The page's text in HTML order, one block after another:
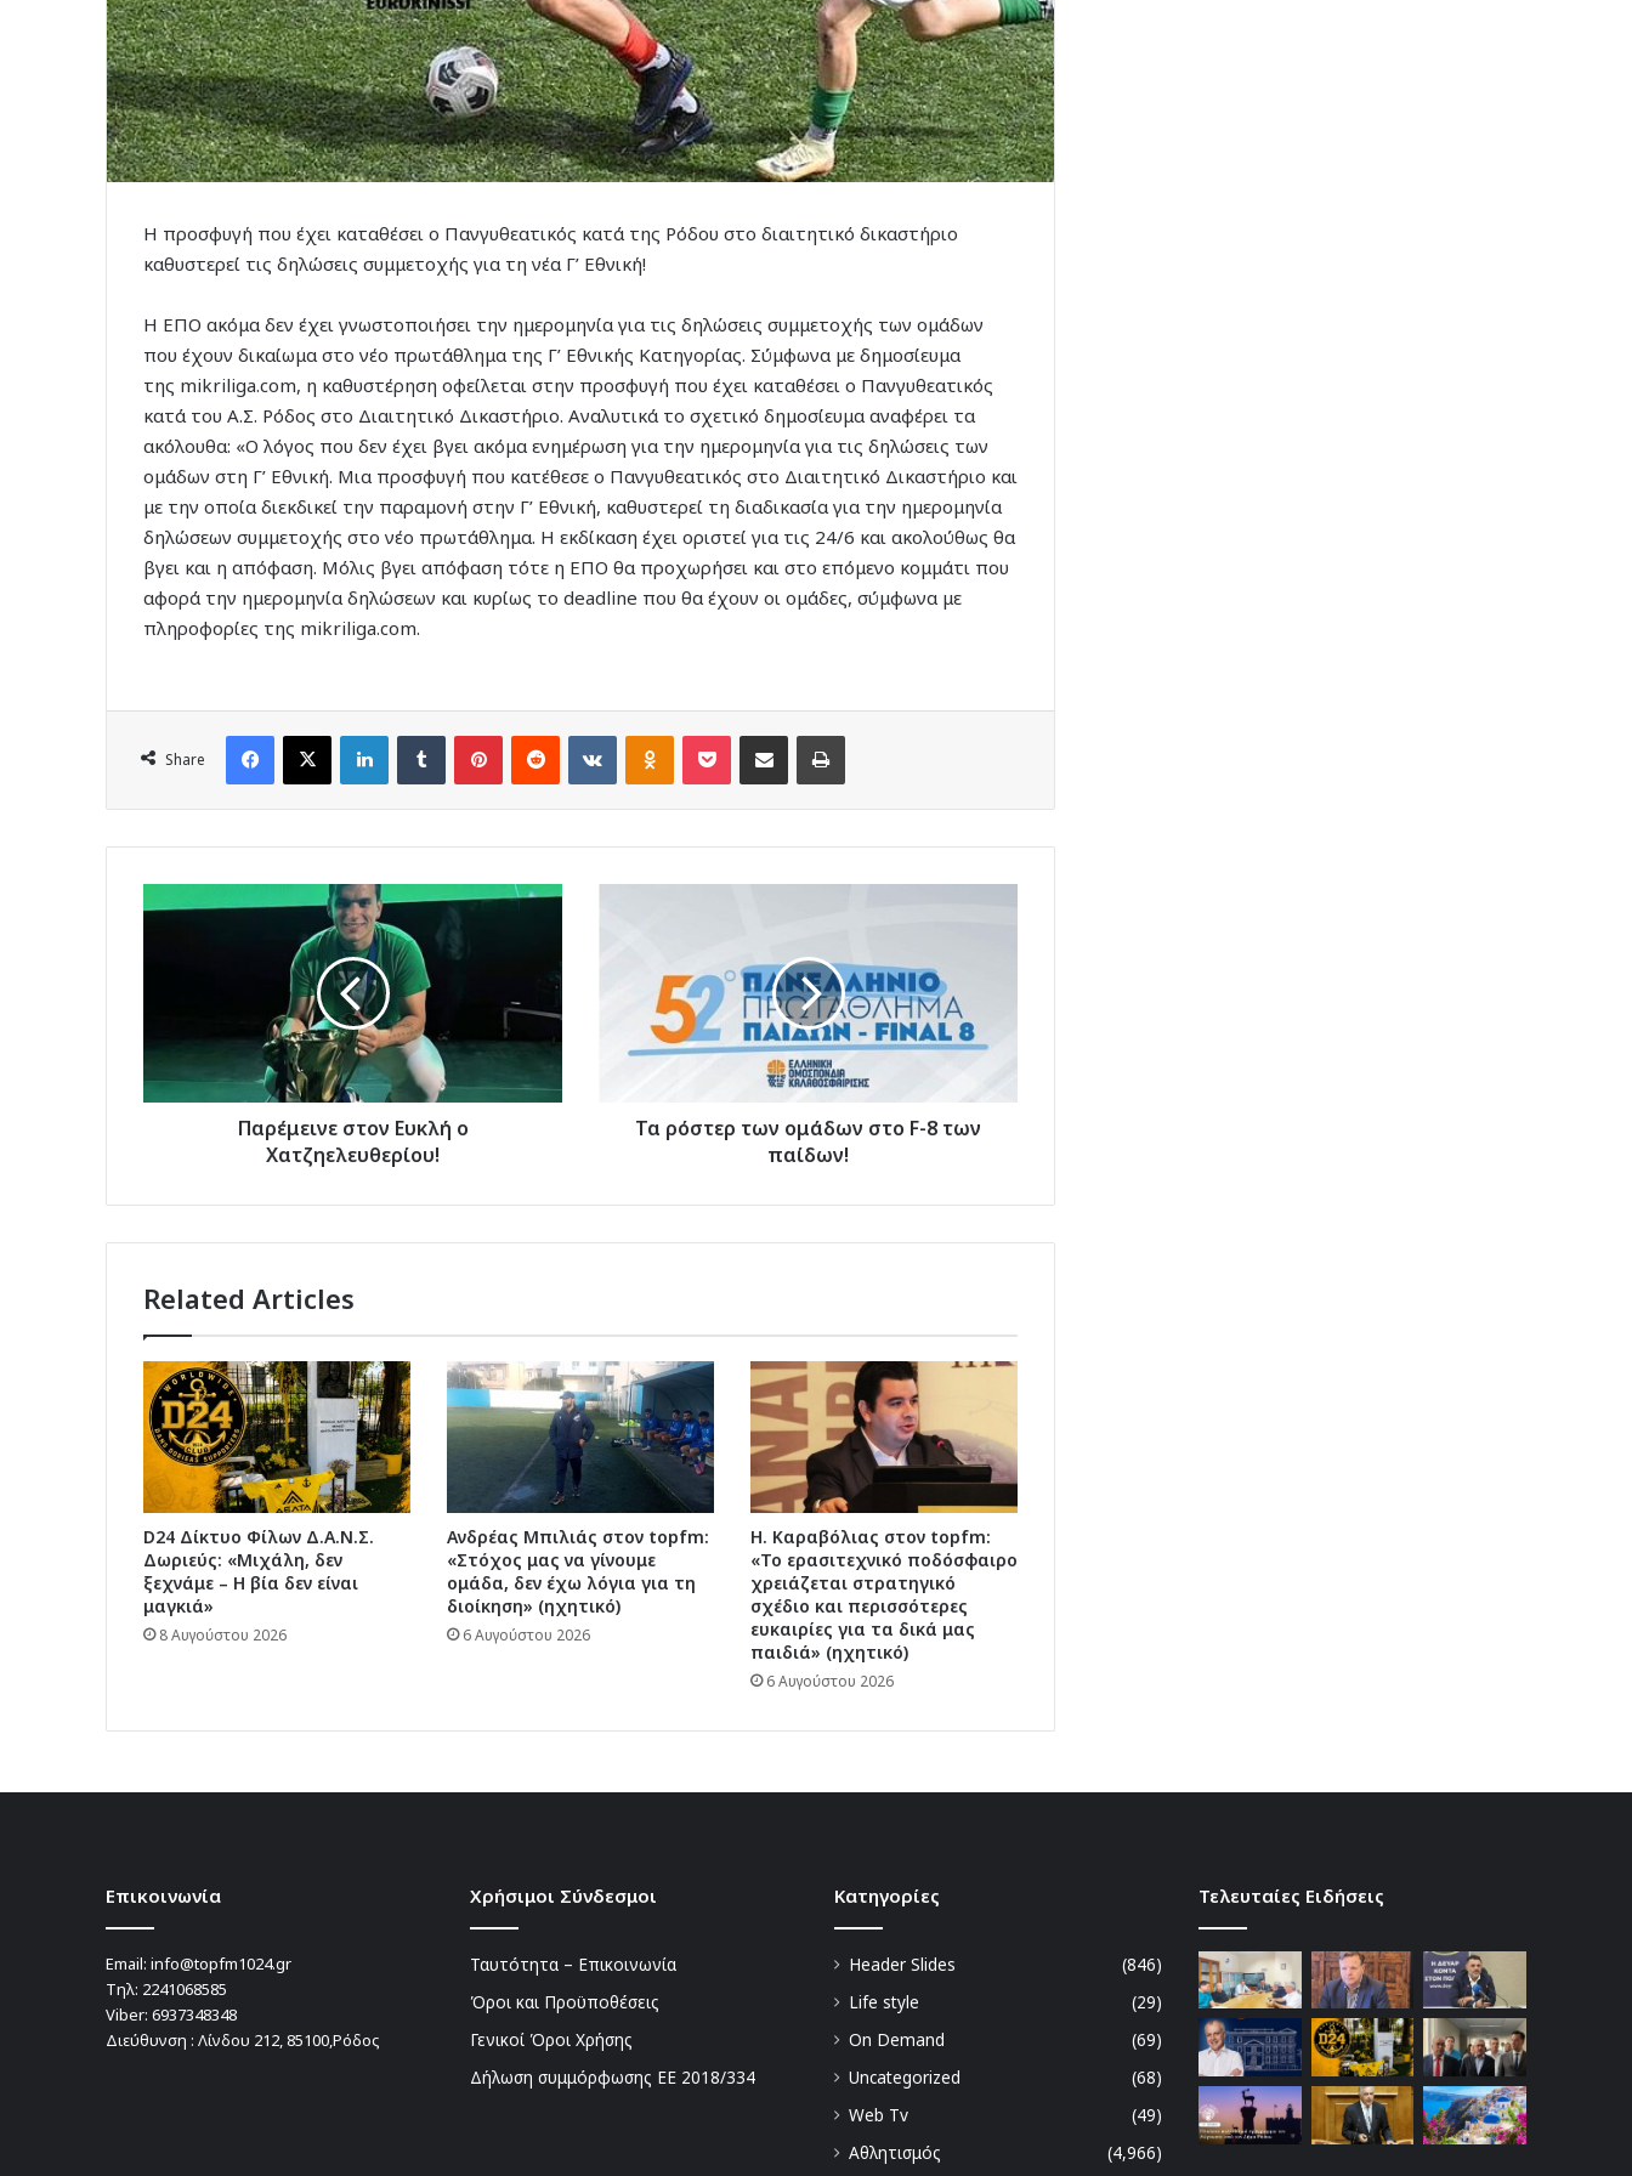
Η προσφυγή που έχει καταθέσει ο Πανγυθεατικός κατά της Ρόδου στο διαιτητικό δικαστήριο
καθυστερεί τις δηλώσεις συμμετοχής για τη νέα Γ’ Εθνική!
Η ΕΠΟ ακόμα δεν έχει γνωστοποιήσει την ημερομηνία για τις δηλώσεις συμμετοχής των ομάδων
που έχουν δικαίωμα στο νέο πρωτάθλημα της Γ’ Εθνικής Κατηγορίας. Σύμφωνα με δημοσίευμα
της mikriliga.com, η καθυστέρηση οφείλεται στην προσφυγή που έχει καταθέσει ο Πανγυθεατικός
κατά του Α.Σ. Ρόδος στο Διαιτητικό Δικαστήριο. Αναλυτικά το σχετικό δημοσίευμα αναφέρει τα
ακόλουθα: «Ο λόγος που δεν έχει βγει ακόμα ενημέρωση για την ημερομηνία για τις δηλώσεις των
ομάδων στη Γ’ Εθνική. Μια προσφυγή που κατέθεσε ο Πανγυθεατικός στο Διαιτητικό Δικαστήριο και
με την οποία διεκδικεί την παραμονή στην Γ’ Εθνική, καθυστερεί τη διαδικασία για την ημερομηνία
δηλώσεων συμμετοχής στο νέο πρωτάθλημα. Η εκδίκαση έχει οριστεί για τις 24/6 και ακολούθως θα
βγει και η απόφαση. Μόλις βγει απόφαση τότε η ΕΠΟ θα προχωρήσει και στο επόμενο κομμάτι που
αφορά την ημερομηνία δηλώσεων και κυρίως το deadline που θα έχουν οι ομάδες, σύμφωνα με
πληροφορίες της mikriliga.com.
Share
Facebook
X LinkedInTumblr PinterestReddit VKontakteOdnoklassniki
Pocket Share via Email Print
Παρέμεινε στον Ευκλή ο
Χατζηελευθερίου!
Τα ρόστερ των ομάδων στο F-8 των
παίδων!
Related Articles
D24 Δίκτυο Φίλων Δ.Α.Ν.Σ.
Δωριεύς: «Μιχάλη, δεν
ξεχνάμε – Η βία δεν είναι
μαγκιά»
8 Αυγούστου 2026
Ανδρέας Μπιλιάς στον topfm:
«Στόχος μας να γίνουμε
ομάδα, δεν έχω λόγια για τη
διοίκηση» (ηχητικό)
6 Αυγούστου 2026
Η. Καραβόλιας στον topfm:
«Το ερασιτεχνικό ποδόσφαιρο
χρειάζεται στρατηγικό
σχέδιο και περισσότερες
ευκαιρίες για τα δικά μας
παιδιά» (ηχητικό)
6 Αυγούστου 2026
Επικοινωνία
Email: info@topfm1024.gr
Τηλ: 2241068585
Viber: 6937348348
Διεύθυνση : Λίνδου 212, 85100,Ρόδος
Χρήσιμοι Σύνδεσμοι
Ταυτότητα – Επικοινωνία
Όροι και Προϋποθέσεις
Γενικοί Όροι Χρήσης
Δήλωση συμμόρφωσης ΕΕ 2018/334
Kατηγορίες
Header Slides
(846)
Life style
(29)
On Demand
(69)
Uncategorized
(68)
Web Tv
(49)
Αθλητισμός
(4,966)
Τελευταίες Ειδήσεις